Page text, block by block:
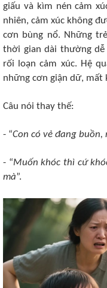
giấu và kìm nén cảm
nhiên, cảm xúc không
cơn bùng nổ. Những
thời gian dài thường dễ
rối loạn cảm xúc. Hệ
những cơn giận dữ, mất
Câu nói thay thế:
- “Con có vẻ đang
- “Muốn khóc thì cứ
mà”.